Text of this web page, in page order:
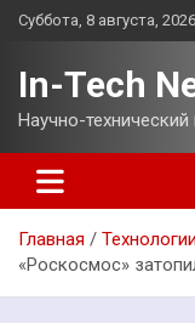
Перейти
Суббота, 8 августа, 2026
In-Tech
Научно-
Главная
Технологии
«Роскосмос»